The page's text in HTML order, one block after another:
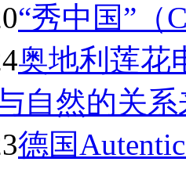
“秀中国”（
奥地利莲花
自然的关
德国